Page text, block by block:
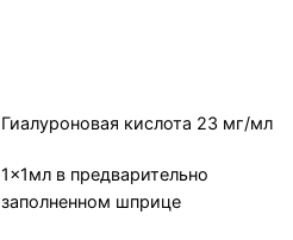
Гиалуроновая кислота 23 мг/мл
1x1мл в предварительно
заполненном шприце